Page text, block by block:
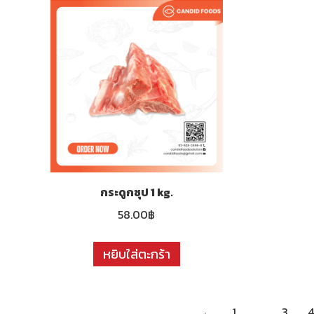
กระดูกซุป 1 kg.
58.00฿
หยิบใส่ตะกร้า